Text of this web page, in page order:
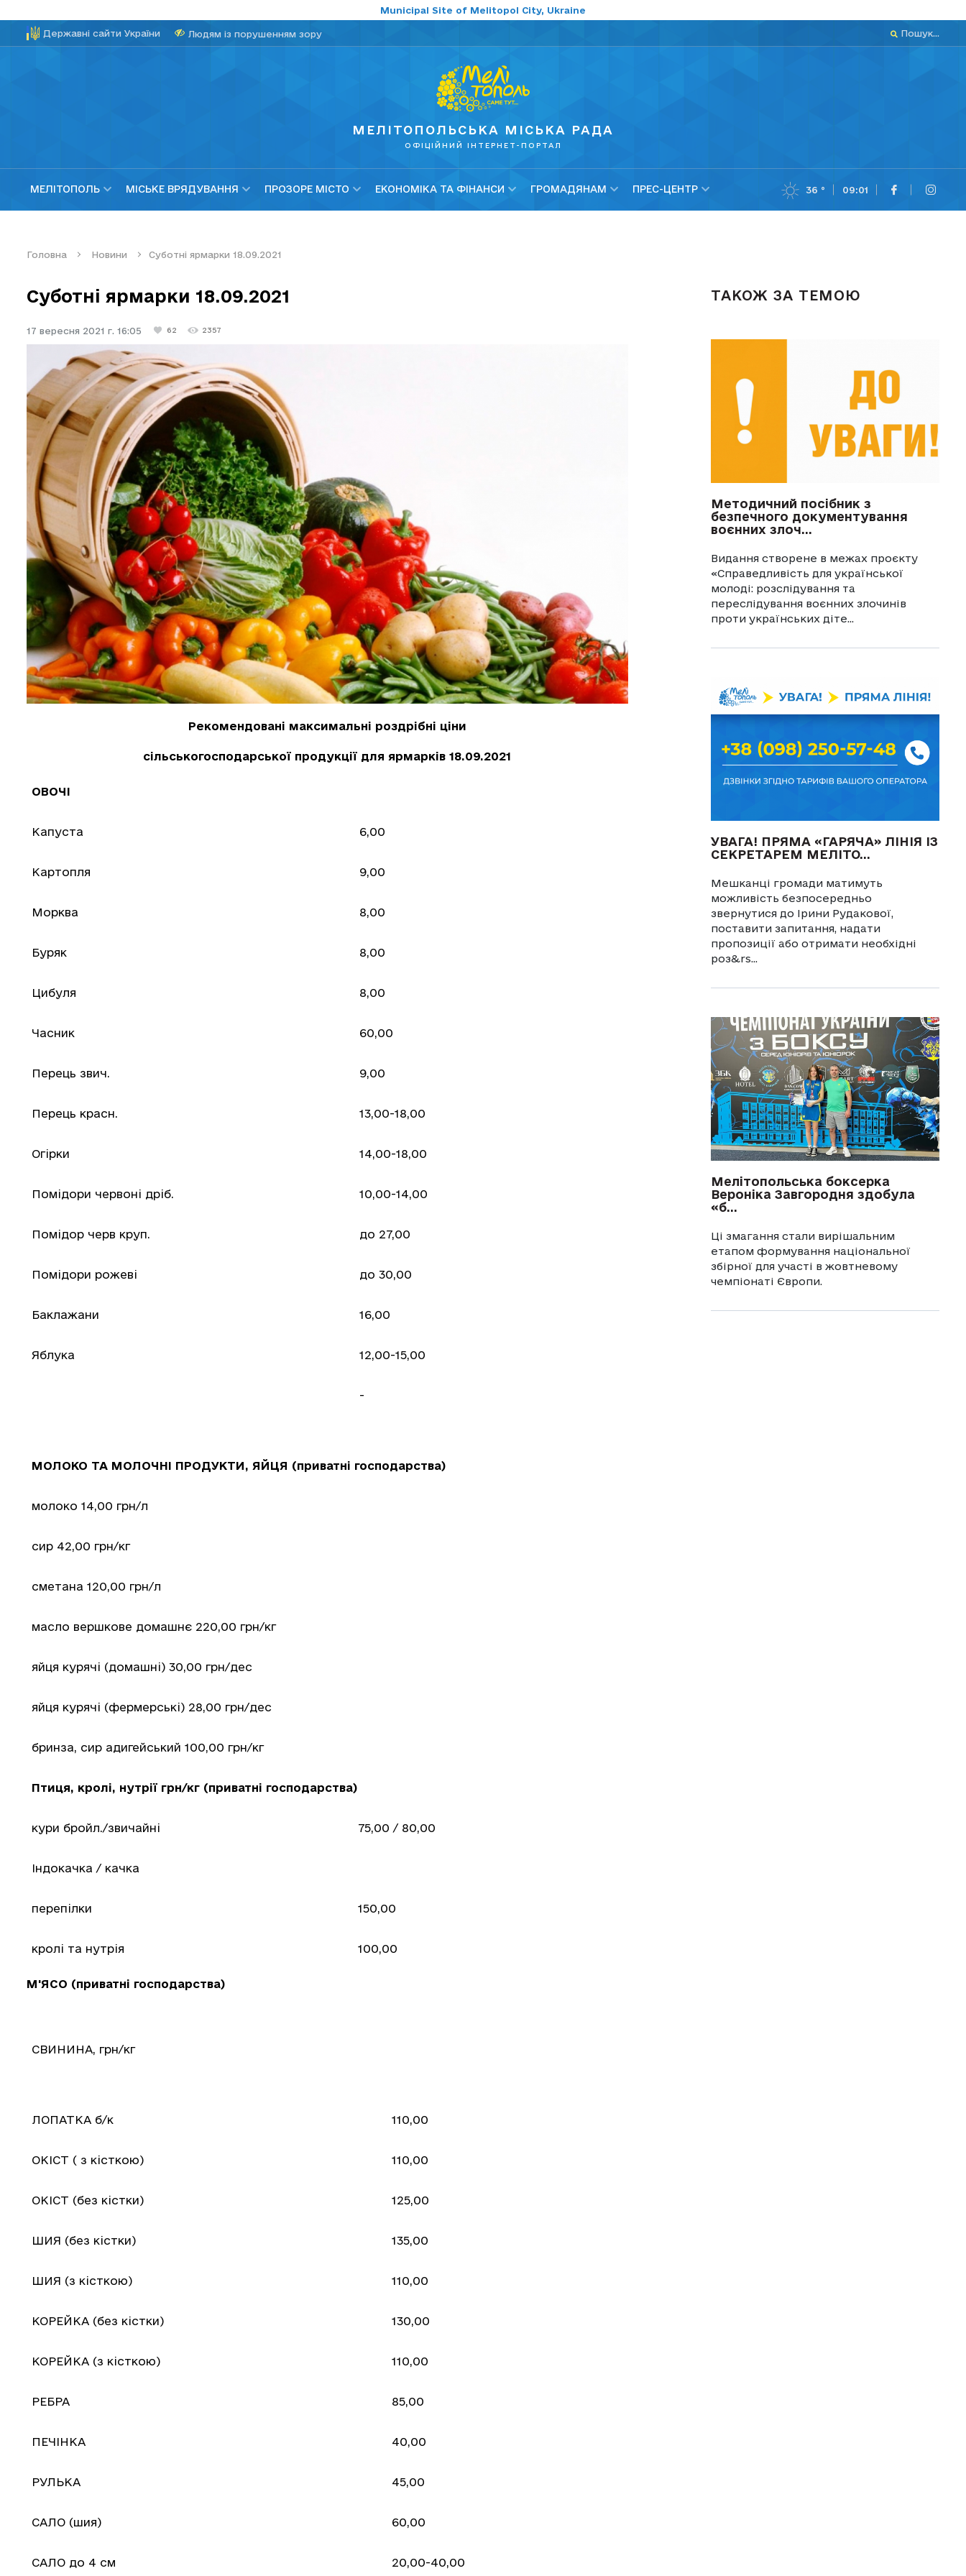
Municipal Site of Melitopol City, Ukraine
Державні сайти України Людям із порушенням зору Пошук...
МЕЛІТОПОЛЬСЬКА МІСЬКА РАДА
ОФІЦІЙНИЙ ІНТЕРНЕТ-ПОРТАЛ
МЕЛІТОПОЛЬ МІСЬКЕ ВРЯДУВАННЯ ПРОЗОРЕ МІСТО ЕКОНОМІКА ТА ФІНАНСИ ГРОМАДЯНАМ ПРЕС-ЦЕНТР 36 ° 09:01
Головна Новини Суботні ярмарки 18.09.2021
Суботні ярмарки 18.09.2021
17 вересня 2021 г. 16:05 62 2357
Рекомендовані максимальні роздрібні ціни
сільськогосподарської продукції для ярмарків 18.09.2021
ОВОЧІ
Капуста 6,00
Картопля 9,00
Морква 8,00
Буряк 8,00
Цибуля 8,00
Часник 60,00
Перець звич. 9,00
Перець красн. 13,00-18,00
Огірки 14,00-18,00
Помідори червоні дріб. 10,00-14,00
Помідор черв круп. до 27,00
Помідори рожеві до 30,00
Баклажани 16,00
Яблука 12,00-15,00
-
МОЛОКО ТА МОЛОЧНІ ПРОДУКТИ, ЯЙЦЯ (приватні господарства)
молоко 14,00 грн/л
сир 42,00 грн/кг
сметана 120,00 грн/л
масло вершкове домашнє 220,00 грн/кг
яйця курячі (домашні) 30,00 грн/дес
яйця курячі (фермерські) 28,00 грн/дес
бринза, сир адигейський 100,00 грн/кг
Птиця, кролі, нутрії грн/кг (приватні господарства)
кури бройл./звичайні 75,00 / 80,00
Індокачка / качка
перепілки 150,00
кролі та нутрія 100,00
М'ЯСО (приватні господарства)
СВИНИНА, грн/кг
ЛОПАТКА б/к 110,00
ОКІСТ ( з кісткою) 110,00
ОКІСТ (без кістки) 125,00
ШИЯ (без кістки) 135,00
ШИЯ (з кісткою) 110,00
КОРЕЙКА (без кістки) 130,00
КОРЕЙКА (з кісткою) 110,00
РЕБРА 85,00
ПЕЧІНКА 40,00
РУЛЬКА 45,00
САЛО (шия) 60,00
САЛО до 4 см 20,00-40,00
ТАКОЖ ЗА ТЕМОЮ
Методичний посібник з
безпечного документування
воєнних злоч...
Видання створене в межах проєкту
«Справедливість для української
молоді: розслідування та
переслідування воєнних злочинів
проти українських діте...
УВАГА! ПРЯМА «ГАРЯЧА» ЛІНІЯ ІЗ
СЕКРЕТАРЕМ МЕЛІТО...
Мешканці громади матимуть
можливість безпосередньо
звернутися до Ірини Рудакової,
поставити запитання, надати
пропозиції або отримати необхідні
роз&rs...
Мелітопольська боксерка
Вероніка Завгородня здобула
«б...
Ці змагання стали вирішальним
етапом формування національної
збірної для участі в жовтневому
чемпіонаті Європи.